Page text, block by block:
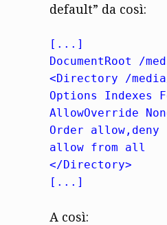
default” da così:
[...]
DocumentRoot /
<Directory /
Options Indexes
AllowOverride
Order allow,deny
allow from all
</Directory>
[...]
A così: